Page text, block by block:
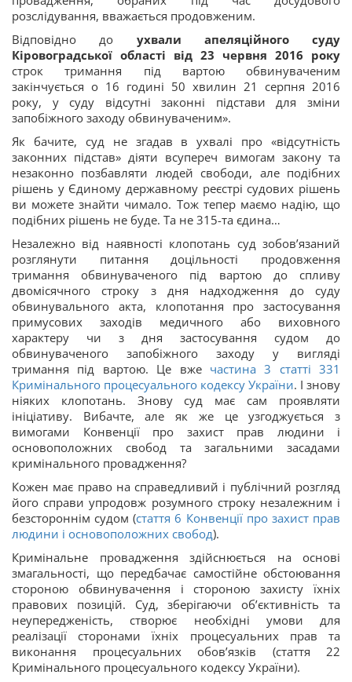
розслідування, вважається продовженим.
Відповідно до ухвали апеляційного суду
Кіровоградської області від 23 червня 2016 року
строк тримання під вартою обвинуваченим
закінчується о 16 годині 50 хвилин 21 серпня 2016
року, у суду відсутні законні підстави для зміни
запобіжного заходу обвинуваченим».
Як бачите, суд не згадав в ухвалі про «відсутність
законних підстав» діяти всупереч вимогам закону та
незаконно позбавляти людей свободи, але подібних
рішень у Єдиному державному реєстрі судових рішень
ви можете знайти чимало. Тож тепер маємо надію, що
подібних рішень не буде. Та не 315-та єдина…
Незалежно від наявності клопотань суд зобов’язаний
розглянути питання доцільності продовження
тримання обвинуваченого під вартою до спливу
двомісячного строку з дня надходження до суду
обвинувального акта, клопотання про застосування
примусових заходів медичного або виховного
характеру чи з дня застосування судом до
обвинуваченого запобіжного заходу у вигляді
тримання під вартою. Це вже частина 3 статті 331
Кримінального процесуального кодексу України. І знову
ніяких клопотань. Знову суд має сам проявляти
ініціативу. Вибачте, але як же це узгоджується з
вимогами Конвенції про захист прав людини і
основоположних свобод та загальними засадами
кримінального провадження?
Кожен має право на справедливий і публічний розгляд
його справи упродовж розумного строку незалежним і
безстороннім судом (стаття 6 Конвенції про захист прав
людини і основоположних свобод).
Кримінальне провадження здійснюється на основі
змагальності, що передбачає самостійне обстоювання
стороною обвинувачення і стороною захисту їхніх
правових позицій. Суд, зберігаючи об’єктивність та
неупередженість, створює необхідні умови для
реалізації сторонами їхніх процесуальних прав та
виконання процесуальних обов’язків (стаття 22
Кримінального процесуального кодексу України).